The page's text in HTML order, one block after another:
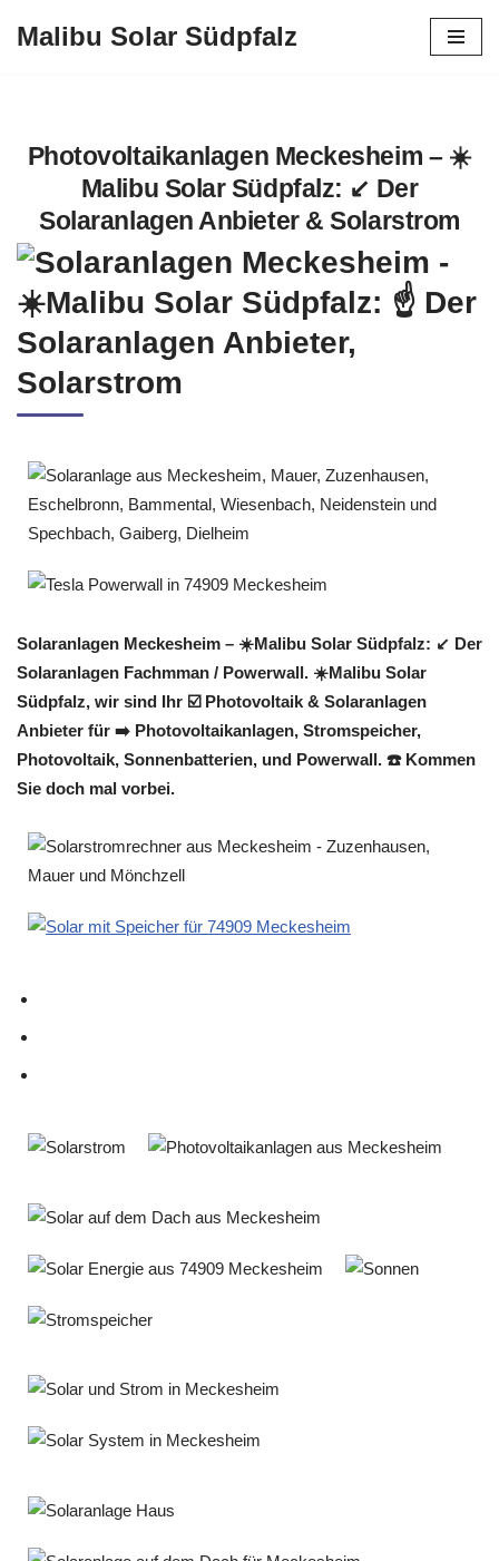
Malibu Solar Südpfalz
Photovoltaikanlagen Meckesheim – ☀️
Malibu Solar Südpfalz: ↙️ Der
Solaranlagen Anbieter & Solarstrom
Solaranlagen Meckesheim – ☀️Malibu Solar Südpfalz: ↙️ Der
Solaranlagen Fachmman / Powerwall. ☀️Malibu Solar
Südpfalz, wir sind Ihr ☑️ Photovoltaik & Solaranlagen
Anbieter für ➡️ Photovoltaikanlagen, Stromspeicher,
Photovoltaik, Sonnenbatterien, und Powerwall. ☎️ Kommen
Sie doch mal vorbei.